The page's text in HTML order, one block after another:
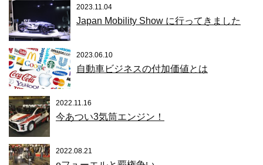
2023.11.04
Japan Mobility Show に行ってきました
2023.06.10
自動車ビジネスの付加価値とは
2022.11.16
今あつい3気筒エンジン！
2022.08.21